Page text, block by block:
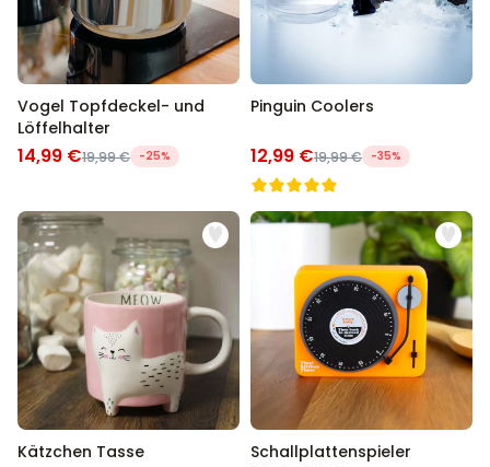
Vogel Topfdeckel- und
Löffelhalter
14,99 €19,99 € -25%
Pinguin Coolers
12,99 €19,99 € -35%
Kätzchen Tasse
Schallplattenspieler